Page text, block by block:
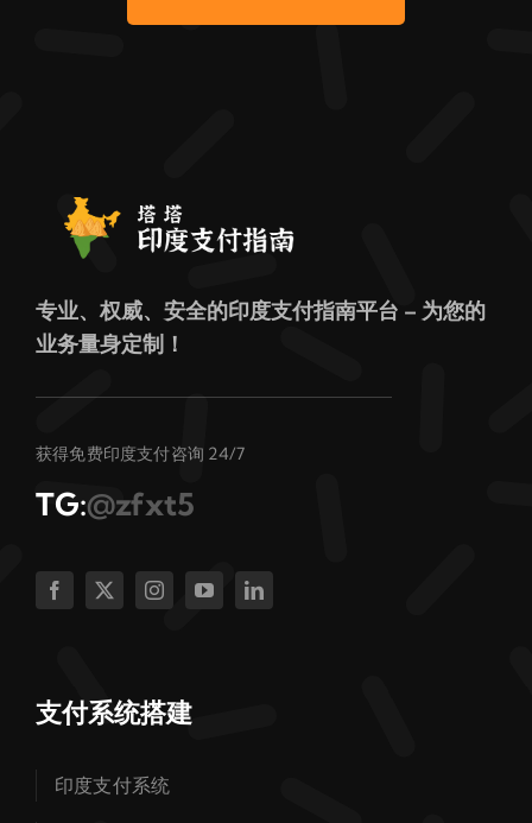
专业、权威、安全的印度支付指南平台 – 为您的
业务量身定制！
获得免费印度支付咨询 24/7
TG:@zfxt5
支付系统搭建
印度支付系统